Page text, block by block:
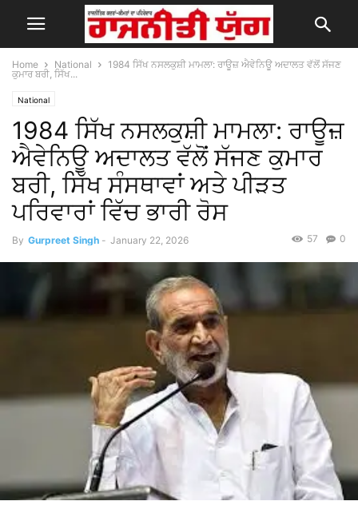
Home National
1984 ਸਿੱਖ ਨਸਲਕੁਸ਼ੀ ਮਾਮਲਾ: ਰਾਊਜ਼ ਐਵੇਨਿਊ ਅਦਾਲਤ ਵੱਲੋਂ ਸੱਜਣ
ਕੁਮਾਰ ਬਰੀ, ਸਿੱਖ...
National
1984 ਸਿੱਖ ਨਸਲਕੁਸ਼ੀ ਮਾਮਲਾ: ਰਾਊਜ਼
ਐਵੇਨਿਊ ਅਦਾਲਤ ਵੱਲੋਂ ਸੱਜਣ ਕੁਮਾਰ
ਬਰੀ, ਸਿੱਖ ਸੰਸਥਾਵਾਂ ਅਤੇ ਪੀੜਤ
ਪਰਿਵਾਰਾਂ ਵਿੱਚ ਭਾਰੀ ਰੋਸ
By Gurpreet Singh - January 22, 2026 0
57